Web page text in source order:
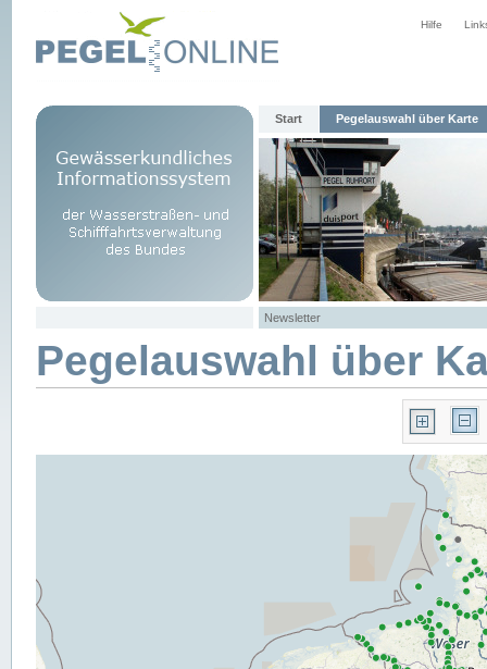
Hilfe
Start Pegelauswahl über Karte
Newsletter
Pegelauswahl über